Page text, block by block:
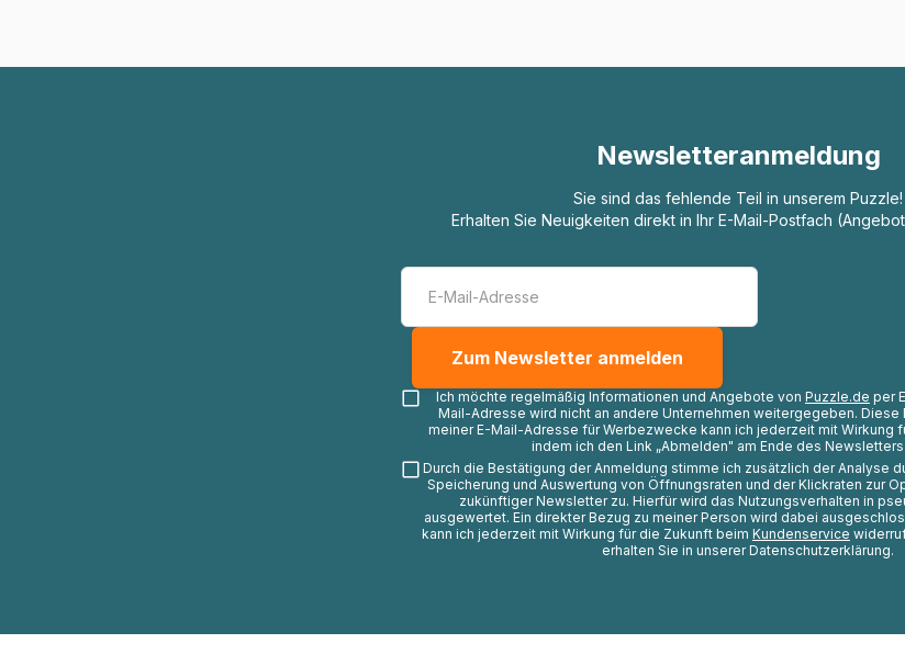
Newsletteranmeldung
Sie sind das fehlende Teil in unserem Puzzle!
Erhalten Sie Neuigkeiten direkt in Ihr E-Mail-Postfach
Ich möchte regelmäßig Informationen und Angebote von Puzzle.de per
Mail-Adresse wird nicht an andere Unternehmen weitergegeben. Diese
meiner E-Mail-Adresse für Werbezwecke kann ich jederzeit mit Wirkung
indem ich den Link „Abmelden" am Ende des
Durch die Bestätigung der Anmeldung stimme ich zusätzlich der Analyse
Speicherung und Auswertung von Öffnungsraten und der Klickraten zur
zukünftiger Newsletter zu. Hierfür wird das Nutzungsverhalten in
ausgewertet. Ein direkter Bezug zu meiner Person wird dabei
kann ich jederzeit mit Wirkung für die Zukunft beim Kundenservice
erhalten Sie in unserer Datenschutzerklärung.